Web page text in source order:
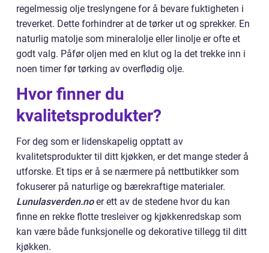
regelmessig olje treslyngene for å bevare fuktigheten i
treverket. Dette forhindrer at de tørker ut og sprekker. En
naturlig matolje som mineralolje eller linolje er ofte et
godt valg. Påfør oljen med en klut og la det trekke inn i
noen timer før tørking av overflødig olje.
Hvor finner du
kvalitetsprodukter?
For deg som er lidenskapelig opptatt av
kvalitetsprodukter til ditt kjøkken, er det mange steder å
utforske. Et tips er å se nærmere på nettbutikker som
fokuserer på naturlige og bærekraftige materialer.
Lunulasverden.noer ett av de stedene hvor du kan
finne en rekke flotte tresleiver og kjøkkenredskap som
kan være både funksjonelle og dekorative tillegg til ditt
kjøkken.